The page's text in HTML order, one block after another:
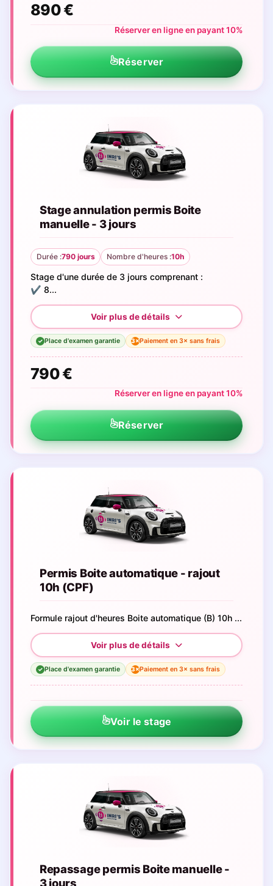
890 €
Réserver en ligne en payant 10%
Réserver
Stage annulation permis Boite
manuelle - 3 jours
Durée :790 jours Nombre d'heures :10h
Stage d'une durée de 3 jours comprenant :
✔️ 8...
✓ Place d'examen garantie 3×Paiement en 3× sans frais
790 €
Réserver en ligne en payant 10%
Réserver
Permis Boite automatique - rajout
10h (CPF)
Formule rajout d'heures Boite automatique (B) 10h ...
✓ Place d'examen garantie 3×Paiement en 3× sans frais
Voir le stage
Repassage permis Boite manuelle -
3 jours